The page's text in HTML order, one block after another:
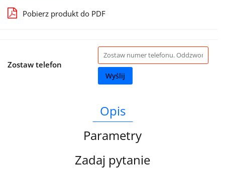
Pobierz produkt do PDF
Zostaw telefon
Wyślij
Opis
Parametry
Zadaj pytanie